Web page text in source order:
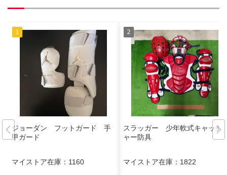
ジョーダン フットガード 手
甲ガード
マイストア在庫： 1160
スラッガー 少年軟式キャッチ
ャー防具
マイストア在庫： 1822